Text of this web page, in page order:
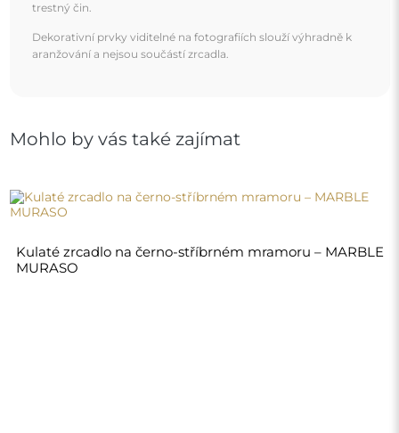
trestný čin.
Dekorativní prvky viditelné na fotografiích slouží výhradně k
aranžování a nejsou součástí zrcadla.
Mohlo by vás také zajímat
Kulaté zrcadlo na černo-stříbrném mramoru – MARBLE
MURASO